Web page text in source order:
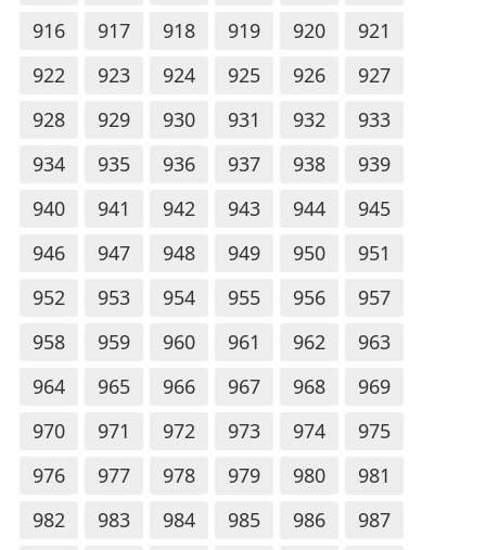
916
917 918 919 920
921
922
923 924 925 926
927
928
929 930 931 932
933
934
935 936 937 938
939
940
941 942 943 944
945
946
947 948 949 950
951
952
953 954 955 956
957
958
959 960 961 962
963
964
965 966 967 968
969
970
971 972 973 974
975
976
977 978 979 980
981
982
983 984 985 986 987